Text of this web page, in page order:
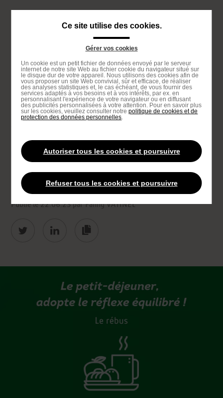
recherche
Proposé par
are
here
Publié le 22.06.23par Fanny VATINEL
https://bon-
et-
responsable/je-
mange-
sain-
BON & CHOUETTE JEUNE POUSSE RESPONSABLE
Je mange sain et gourmand
Ce site utilise des cookies.
Gérer vos cookies
Un cookie est un petit fichier de données envoyé par le serveur
internet de notre site Web au fichier cookie du navigateur situé sur
le disque dur de votre appareil. Nous utilisons des cookies afin de
vous proposer un site Web convivial, sûr et efficace, de réaliser
des analyses statistiques et, le cas échéant, de vous fournir des
services adaptés à vos besoins et à vos intérêts, par ex. en
personnalisant l'expérience de votre navigateur ou en diffusant
des publicités personnalisées à votre attention. Pour en savoir plus
sur les cookies, veuillez consulter notrepolitique de cookies et de
protection des données personnelles.
Autoriser tous les cookies et poursuivre
Refuser tous les cookies et poursuivre